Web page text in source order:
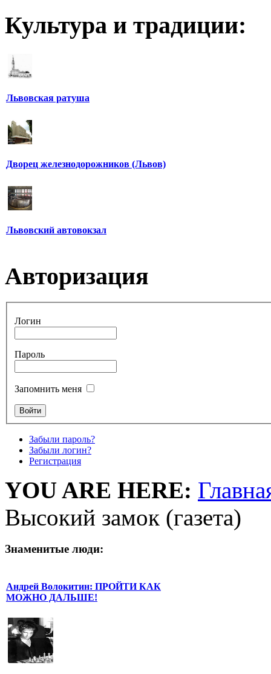
Культура и традиции:
Львовская ратуша
Дворец железнодорожников (Львов)
Львовский автовокзал
Авторизация
Логин
Пароль
Запомнить меня
Забыли пароль?
Забыли логин?
Регистрация
YOU ARE HERE:
Высокий замок (газета)
Знаменитые люди:
Андрей Волокитин: ПРОЙТИ КАК
МОЖНО ДАЛЬШЕ!